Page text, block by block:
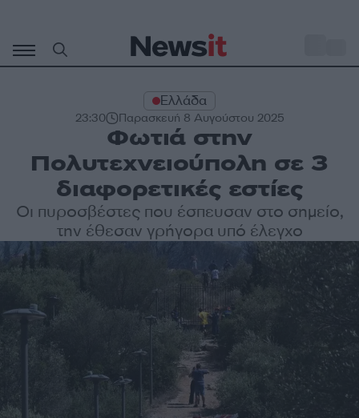
περιεχόμενο
Ελλάδα
23:30 Παρασκευή 8 Αυγούστου 2025
Φωτιά στην
Πολυτεχνειούπολη σε 3
διαφορετικές εστίες
Οι πυροσβέστες που έσπευσαν στο σημείο,
την έθεσαν γρήγορα υπό έλεγχο